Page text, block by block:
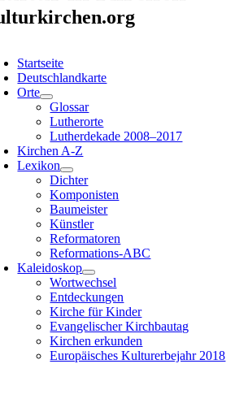
springen
Startseite
Deutschlandkarte
Orte
Glossar
Lutherorte
Lutherdekade 2008–2017
Kirchen A-Z
Lexikon
Dichter
Komponisten
Baumeister
Künstler
Reformatoren
Reformations-ABC
Kaleidoskop
Wortwechsel
Entdeckungen
Kirche für Kinder
Evangelischer Kirchbautag
Kirchen erkunden
Europäisches Kulturerbejahr 2018